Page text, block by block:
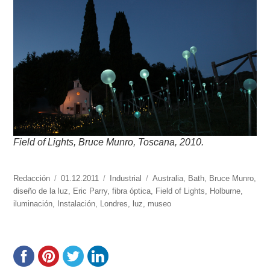
Field of Lights, Bruce Munro, Toscana, 2010.
https://www.experimenta.es/author/redaccion/
Redacción
Publicado
el
01.12.2011 Categorías
Industrial Etiquetas
Australia, Bath, Bruce Munro,
diseño de la luz, Eric Parry,fibra óptica, Field of Lights, Holburne,
iluminación, Instalación, Londres, luz, museo